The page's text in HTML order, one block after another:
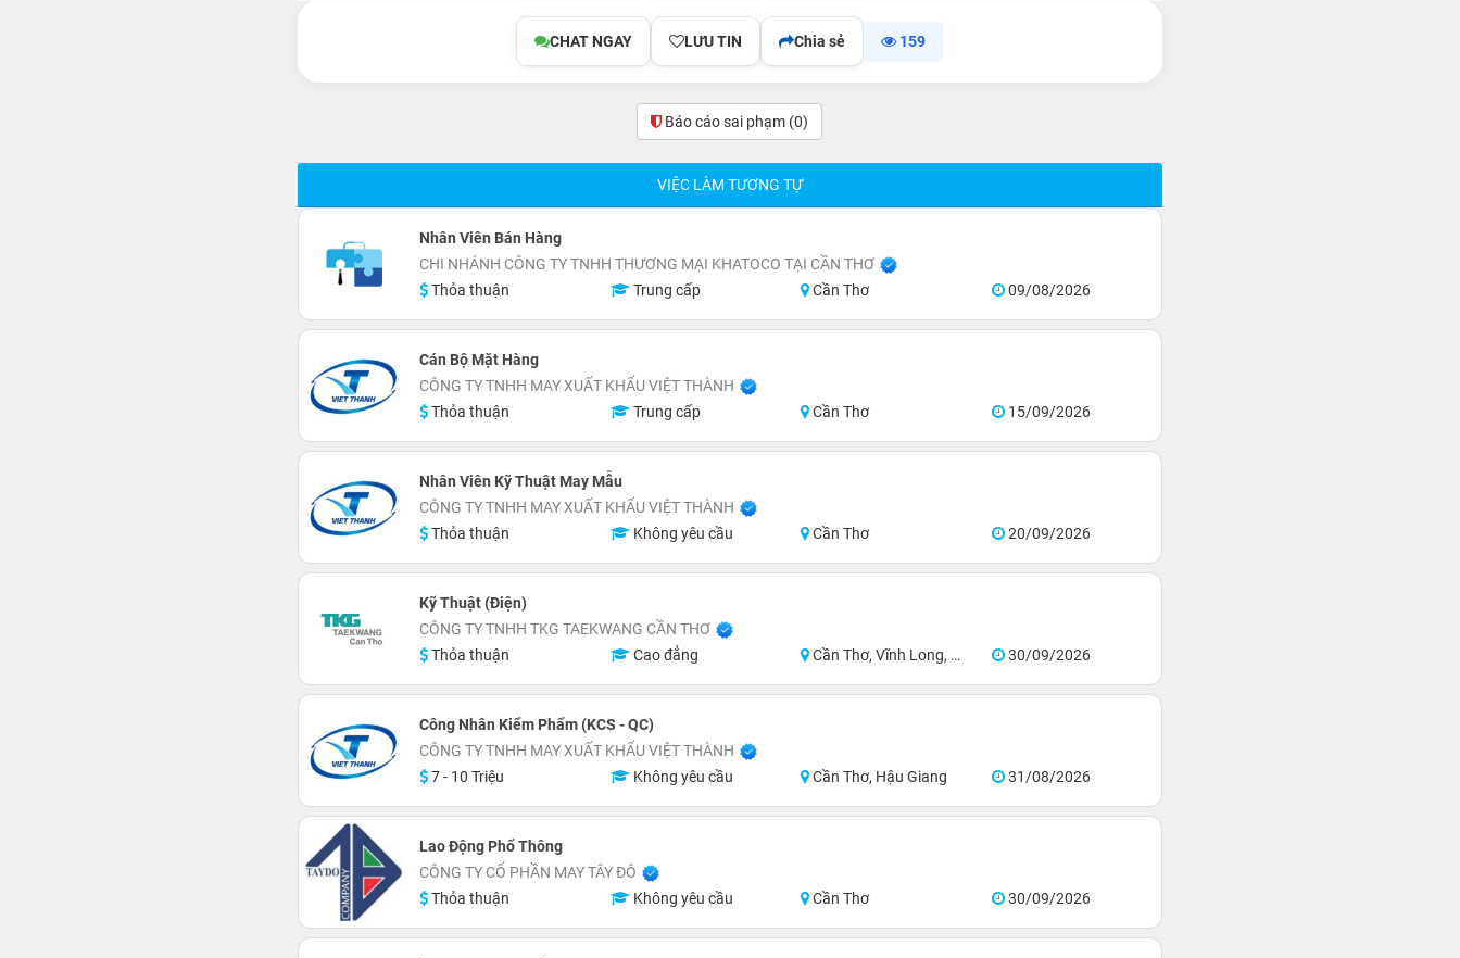
CHAT NGAY LƯU TIN Chia sẻ 159
Báo cáo sai phạm (0)
VIỆC LÀM TƯƠNG TỰ
Nhân Viên Bán Hàng
CHI NHÁNH CÔNG TY TNHH THƯƠNG MẠI KHATOCO TẠI CẦN THƠ
Thỏa thuận
Trung cấp Cần Thơ 09/08/2026
Cán Bộ Mặt Hàng
CÔNG TY TNHH MAY XUẤT KHẨU VIỆT THÀNH
Thỏa thuận
Trung cấp Cần Thơ 15/09/2026
Nhân Viên Kỹ Thuật May Mẫu
CÔNG TY TNHH MAY XUẤT KHẨU VIỆT THÀNH
Thỏa thuận
Không yêu cầu Cần Thơ 20/09/2026
Kỹ Thuật (Điện)
CÔNG TY TNHH TKG TAEKWANG CẦN THƠ
Thỏa thuận
Cao đẳng Cần Thơ, Vĩnh Long, Hậu Giang, Sóc Trăng, Miền Nam 30/09/2026
Công Nhân Kiểm Phẩm (KCS - QC)
CÔNG TY TNHH MAY XUẤT KHẨU VIỆT THÀNH
7 - 10 Triệu
Không yêu cầu Cần Thơ, Hậu Giang 31/08/2026
Lao Động Phổ Thông
CÔNG TY CỔ PHẦN MAY TÂY ĐÔ
Thỏa thuận
Không yêu cầu Cần Thơ 30/09/2026